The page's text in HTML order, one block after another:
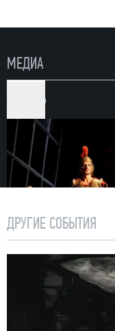
МЕДИА
ФОТО (5)
ДРУГИЕ СОБЫТИЯ